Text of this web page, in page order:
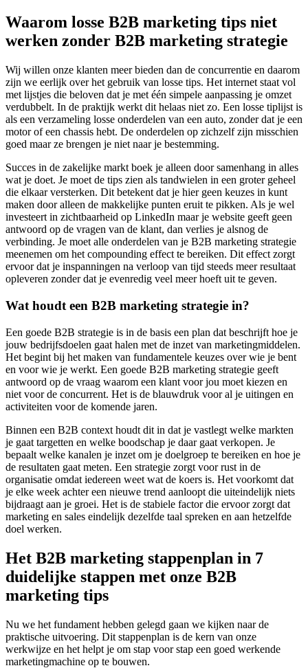
Waarom losse B2B marketing tips niet
werken zonder B2B marketing strategie
Wij willen onze klanten meer bieden dan de concurrentie en daarom
zijn we eerlijk over het gebruik van losse tips. Het internet staat vol
met lijstjes die beloven dat je met één simpele aanpassing je omzet
verdubbelt. In de praktijk werkt dit helaas niet zo. Een losse tiplijst is
als een verzameling losse onderdelen van een auto, zonder dat je een
motor of een chassis hebt. De onderdelen op zichzelf zijn misschien
goed maar ze brengen je niet naar je bestemming.
Succes in de zakelijke markt boek je alleen door samenhang in alles
wat je doet. Je moet de tips zien als tandwielen in een groter geheel
die elkaar versterken. Dit betekent dat je hier geen keuzes in kunt
maken door alleen de makkelijke punten eruit te pikken. Als je wel
investeert in zichtbaarheid op LinkedIn maar je website geeft geen
antwoord op de vragen van de klant, dan verlies je alsnog de
verbinding. Je moet alle onderdelen van je B2B marketing strategie
meenemen om het compounding effect te bereiken. Dit effect zorgt
ervoor dat je inspanningen na verloop van tijd steeds meer resultaat
opleveren zonder dat je evenredig veel meer hoeft uit te geven.
Wat houdt een B2B marketing strategie in?
Een goede B2B strategie is in de basis een plan dat beschrijft hoe je
jouw bedrijfsdoelen gaat halen met de inzet van marketingmiddelen.
Het begint bij het maken van fundamentele keuzes over wie je bent
en voor wie je werkt. Een goede B2B marketing strategie geeft
antwoord op de vraag waarom een klant voor jou moet kiezen en
niet voor de concurrent. Het is de blauwdruk voor al je uitingen en
activiteiten voor de komende jaren.
Binnen een B2B context houdt dit in dat je vastlegt welke markten
je gaat targetten en welke boodschap je daar gaat verkopen. Je
bepaalt welke kanalen je inzet om je doelgroep te bereiken en hoe je
de resultaten gaat meten. Een strategie zorgt voor rust in de
organisatie omdat iedereen weet wat de koers is. Het voorkomt dat
je elke week achter een nieuwe trend aanloopt die uiteindelijk niets
bijdraagt aan je groei. Het is de stabiele factor die ervoor zorgt dat
marketing en sales eindelijk dezelfde taal spreken en aan hetzelfde
doel werken.
Het B2B marketing stappenplan in 7
duidelijke stappen met onze B2B
marketing tips
Nu we het fundament hebben gelegd gaan we kijken naar de
praktische uitvoering. Dit stappenplan is de kern van onze
werkwijze en het helpt je om stap voor stap een goed werkende
marketingmachine op te bouwen.